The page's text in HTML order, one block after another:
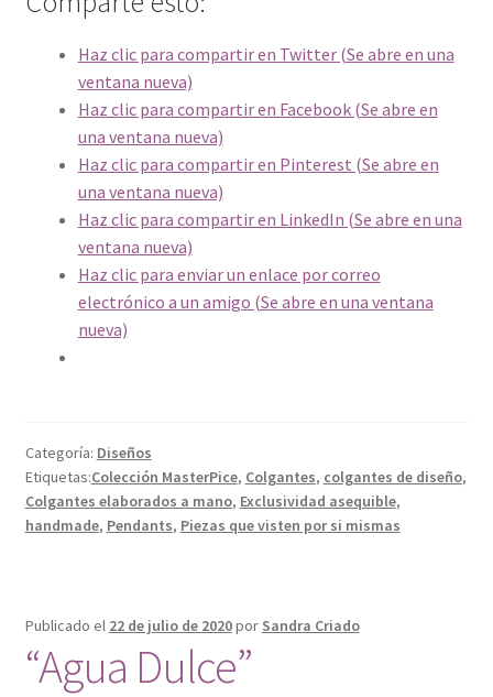
Haz clic para compartir en Twitter (Se abre en una
ventana nueva)
Haz clic para compartir en Facebook (Se abre en
una ventana nueva)
Haz clic para compartir en Pinterest (Se abre en
una ventana nueva)
Haz clic para compartir en LinkedIn (Se abre en una
ventana nueva)
Haz clic para enviar un enlace por correo
electrónico a un amigo (Se abre en una ventana
nueva)
Categoría: Diseños
Etiquetas:Colección MasterPice, Colgantes, colgantes de diseño,
Colgantes elaborados a mano, Exclusividad asequible,
handmade, Pendants, Piezas que visten por si mismas
Publicado el 22 de julio de 2020por Sandra Criado
“Agua Dulce”